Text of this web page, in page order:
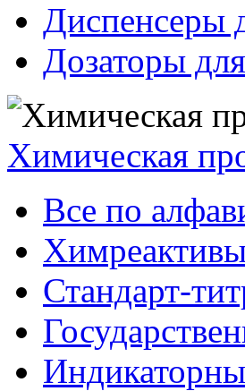
Диспенсеры
Дозаторы
Химическая
Все по
Стандарт-